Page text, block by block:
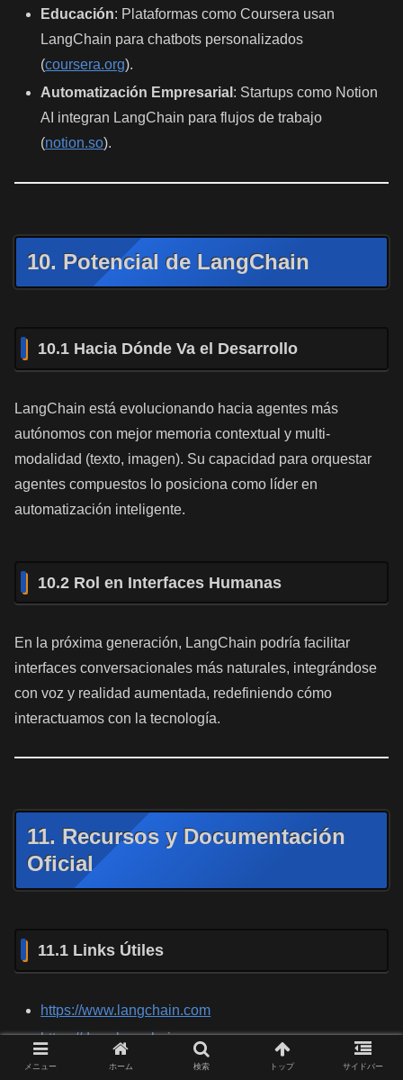
Educación: Plataformas como Coursera usan
LangChain para chatbots personalizados
(coursera.org).
Automatización Empresarial : Startups como Notion
AI integran LangChain para flujos de trabajo
(notion.so).
10. Potencial de LangChain
10.1 Hacia Dónde Va el Desarrollo
LangChain está evolucionando hacia agentes más
autónomos con mejor memoria contextual y multi-
modalidad (texto, imagen). Su capacidad para orquestar
agentes compuestos lo posiciona como líder en
automatización inteligente.
10.2 Rol en Interfaces Humanas
En la próxima generación, LangChain podría facilitar
interfaces conversacionales más naturales, integrándose
con voz y realidad aumentada, redefiniendo cómo
interactuamos con la tecnología.
11. Recursos y Documentación
Oficial
11.1 Links Útiles
https://www.langchain.com
https://docs.langchain.com
https://python.langchain.com
メニュー ホーム 検索 トップ サイドバー